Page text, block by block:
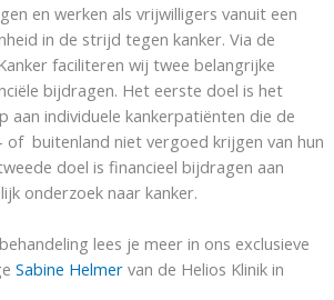
en werken als vrijwilligers vanuit een
in de strijd tegen kanker. Via de
faciliteren wij twee belangrijke
bijdragen. Het eerste doel is het
aan individuele kankerpatiënten die de
of buitenland niet vergoed krijgen van hun
doel is financieel bijdragen aan
onderzoek naar kanker.
lees je meer in ons exclusieve
Sabine Helmer van de Helios Klinik in